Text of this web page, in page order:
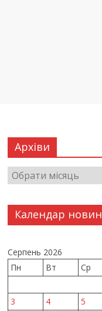
Архіви
Календар новин
Серпень 2026
Пн
Вт Ср
3
4 5